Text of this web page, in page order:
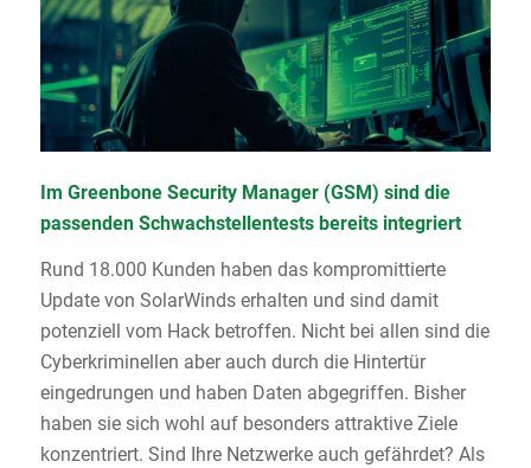
Im Greenbone Security Manager (GSM) sind die
passenden Schwachstellentests bereits integriert
Rund 18.000 Kunden haben das kompromittierte
Update von SolarWinds erhalten und sind damit
potenziell vom Hack betroffen. Nicht bei allen sind die
Cyberkriminellen aber auch durch die Hintertür
eingedrungen und haben Daten abgegriffen. Bisher
haben sie sich wohl auf besonders attraktive Ziele
konzentriert. Sind Ihre Netzwerke auch gefährdet? Als